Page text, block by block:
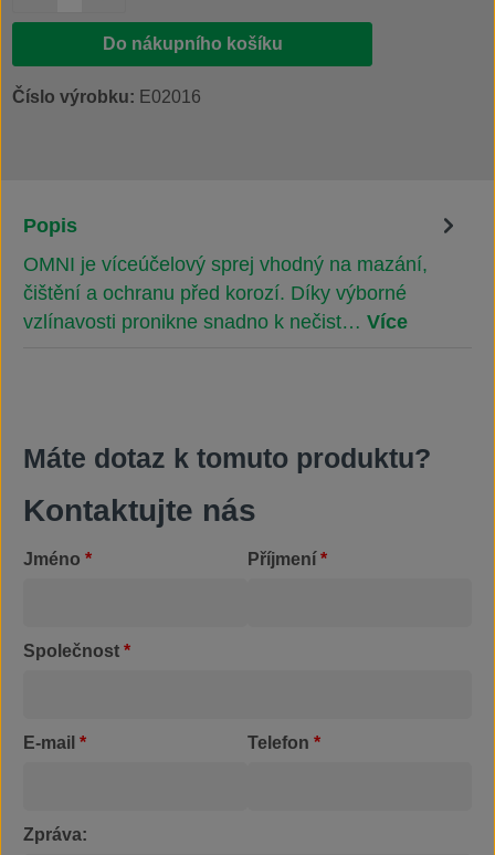
Do nákupního košíku
Číslo výrobku: E02016
Popis
OMNI je víceúčelový sprej vhodný na mazání,
čištění a ochranu před korozí. Díky výborné
vzlínavosti pronikne snadno k nečist… Více
Máte dotaz k tomuto produktu?
Kontaktujte nás
Jméno * Příjmení *
Společnost *
E-mail * Telefon *
Zpráva: